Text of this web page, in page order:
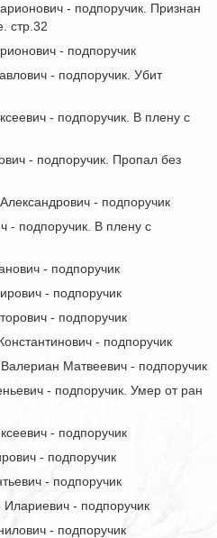
- подпоручик. Признан
стр.32
- подпоручик
- подпоручик. Убит
- подпоручик. В плену с
- подпоручик. Пропал без
- подпоручик
- подпоручик. В плену с
- подпоручик
- подпоручик
- подпоручик
- подпоручик
Матвеевич - подпоручик
- подпоручик. Умер от ран
- подпоручик
- подпоручик
- подпоручик
Илариевич - подпоручик
- подпоручик